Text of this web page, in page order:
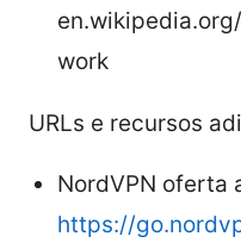
work
URLs e recursos
NordVPN oferta
https://